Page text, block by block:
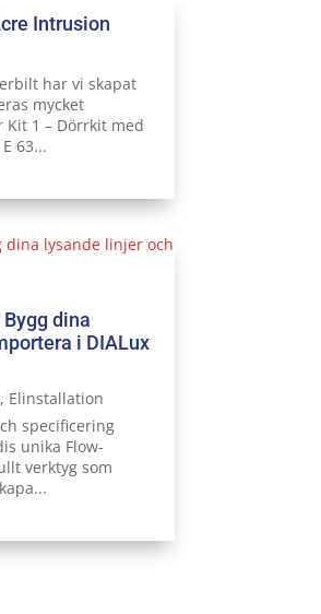
Intrusion
har vi skapat
mycket
1 – Dörrkit med
63...
dina
i DIALux
, Elinstallation
specificering
unika Flow-
verktyg som